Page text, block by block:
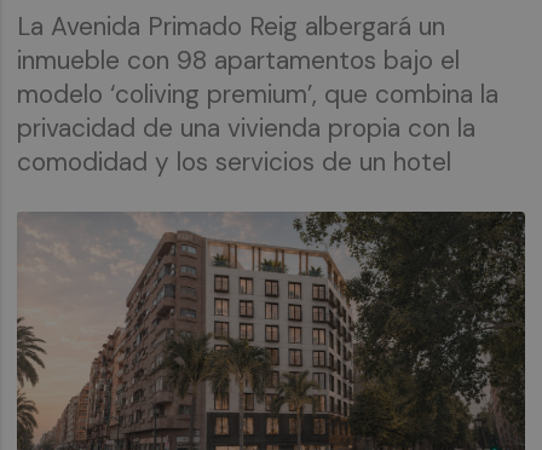
La Avenida Primado Reig albergará un
inmueble con 98 apartamentos bajo el
modelo ‘coliving premium’, que combina la
privacidad de una vivienda propia con la
comodidad y los servicios de un hotel